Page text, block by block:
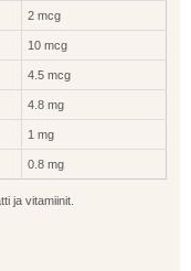
2 mcg
10 mcg
4.5 mcg
4.8 mg
1 mg
0.8 mg
ja vitamiinit.